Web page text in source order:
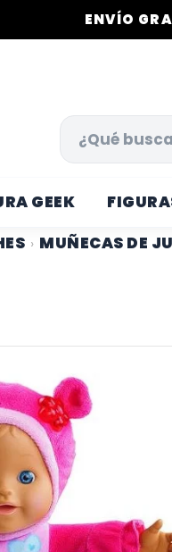
ENVÍO
GEEK
› MUÑECAS DE